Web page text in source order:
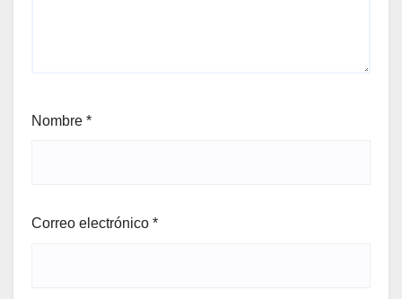
Nombre *
Correo electrónico *